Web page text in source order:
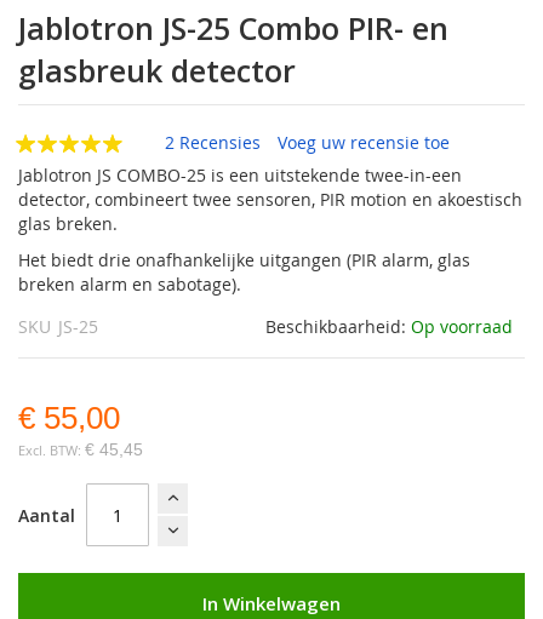
naar
het
begin
van
de
afbeeldingen-
gallerij
Jablotron JS-25 Combo PIR- en
glasbreuk detector
2 Recensies
Voeg uw recensie toe
Jablotron JS COMBO-25 is een uitstekende twee-in-een
detector, combineert twee sensoren, PIR motion en akoestisch
glas breken.
Het biedt drie onafhankelijke uitgangen (PIR alarm, glas
breken alarm en sabotage).
Beschikbaarheid: Op voorraad
SKU JS-25
€ 55,00
€ 45,45
Aantal
In Winkelwagen